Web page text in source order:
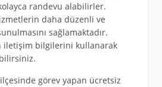
randevu alabilirler.
daha düzenli ve
sağlamaktadır.
iletişim bilgilerini kullanarak
görev yapan ücretsiz